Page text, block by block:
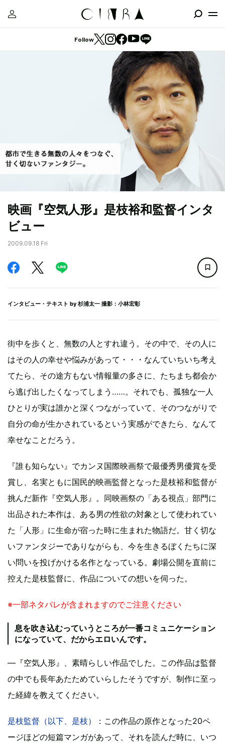
Follow
映画『空気人形』是枝裕和監督インタ
ビュー
2009.09.18 Fri
インタビュー・テキスト by 杉浦太一 撮影：小林宏彰
街中を歩くと、無数の人とすれ違う。その中で、その人に
はその人の幸せや悩みがあって・・・なんていちいち考え
てたら、その途方もない情報量の多さに、たちまち都会か
ら逃げ出したくなってしまう……。それでも、孤独な一人
ひとりが実は誰かと深くつながっていて、そのつながりで
自分の命が生かされているという実感ができたら、なんて
幸せなことだろう。
『誰も知らない』でカンヌ国際映画祭で最優秀男優賞を受
賞し、名実ともに国民的映画監督となった是枝裕和監督が
挑んだ新作『空気人形』。同映画祭の「ある視点」部門に
出品された本作は、ある男の性欲の対象として使われてい
た「人形」に生命が宿った時に生まれた物語だ。甘く切な
いファンタジーでありながらも、今を生きるぼくたちに深
い問いを投げかける名作となっている。劇場公開を直前に
控えた是枝監督に、作品についての想いを伺った。
※一部ネタバレが含まれますのでご注意ください
息を吹き込むっていうところが一番コミュニケーション
になっていて、だからエロいんです。
―『空気人形』、素晴らしい作品でした。この作品は監督
の中でも長年あたためていらしたそうですが、制作に至っ
た経緯を教えてください。
是枝監督（以下、是枝）
：この作品の原作となった20ペ
ージほどの短篇マンガがあって、それを読んだ時に、いつ